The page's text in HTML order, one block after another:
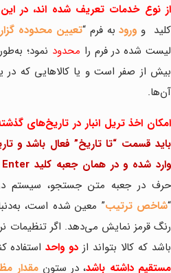
از نوع خدمات تعریف شده اند، در
کلید و ورودبه فرم “تعیین محدوده
لیست شده در فرم را محدود نمود؛
بیش از صفر است و یا کالاهایی که در
آن‌ها.
امکان اخذ تریل انبار در تاریخ‌های
باید قسمت “تا تاریخ” فعال باشد و
وارد شده و در همان جعبه کلید Enter زده می‌شود
حرف در جعبه متن جستجو، سیستم
“شاخص ترتیب” معین شده است،
رنگ قرمز نمایش می‌دهد. اگر تنظیمات
باشد که کالا بتواند از دو واحداستفاده
مستقیم داشته باشد، در ستونمقدار